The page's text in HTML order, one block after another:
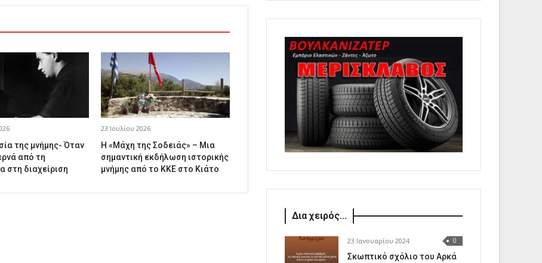
της μνήμης- Όταν
από τη
στη διαχείριση
23 Ιουλίου 2026
Η «Μάχη της Σοδειάς» – Μια
σημαντική εκδήλωση ιστορικής
μνήμης από το ΚΚΕ στο Κιάτο
Δια χειρός...
23 Ιανουαρίου 2024 0
Σκωπτικό σχόλιο του Αρκά